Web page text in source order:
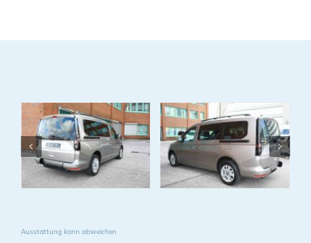
Ausstattung kann abweichen